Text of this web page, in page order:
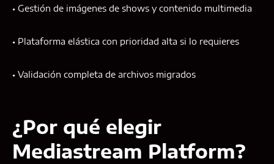
• Gestión de imágenes de shows y contenido multimedia
• Plataforma elástica con prioridad alta si lo requieres
• Validación completa de archivos migrados
¿Por qué elegir
Mediastream Platform?